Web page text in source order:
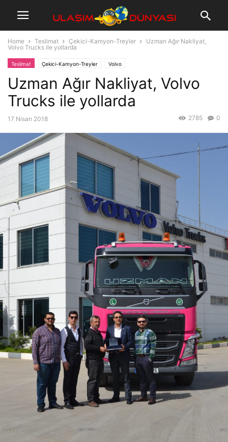
Home Teslimat Çekici-Kamyon-Treyler
Uzman Ağır Nakliyat,
Volvo Trucks ile yollarda
Teslimat Çekici-Kamyon-Treyler Volvo
Uzman Ağır Nakliyat, Volvo
Trucks ile yollarda
17 Nisan 2018 0
2785